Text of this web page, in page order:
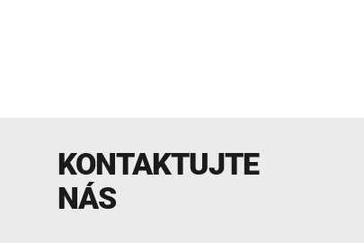
KONTAKTUJTE
NÁS